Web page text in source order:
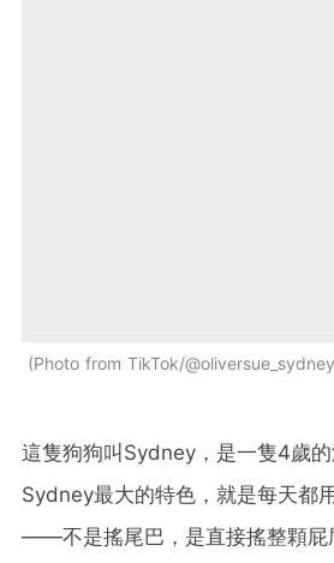
Photo from TikTok/@oliversue_sydney
這隻狗狗叫Sydney，是一隻4歲的
Sydney最大的特色，就是每天都
——不是搖尾巴，是直接搖整顆屁